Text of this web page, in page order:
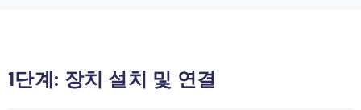
1단계: 장치 설치 및 연결